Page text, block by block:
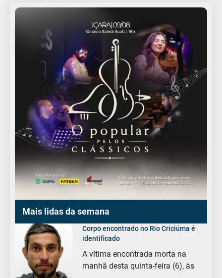
Mais lidas da semana
Corpo encontrado no Rio Criciúma é
identificado
A vítima encontrada morta na
manhã desta quinta-feira (6), às